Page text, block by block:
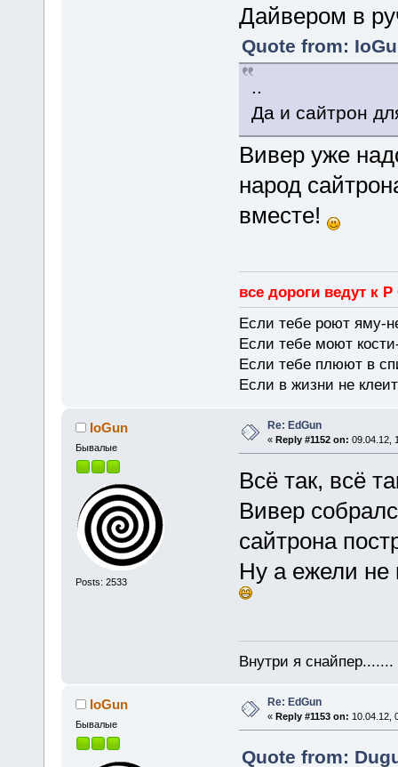
Дайвером в
Quote from:
Да и сайтрон
Вивер уже
народ
вместе!
все дороги ведут к
Если тебе роют яму-
Если тебе моют
Если тебе плюют в
Если в жизни не
IoGun
Бывалые
Posts: 2533
Re: EdGun
« Reply #1152 on: 09.04.12,
Всё так, всё
Вивер
сайтрона
Ну а ежели не
Внутри я
IoGun
Бывалые
Re: EdGun
« Reply #1153 on: 10.04.12,
Quote from: